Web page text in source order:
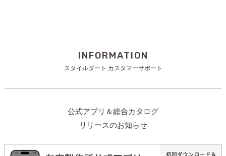
INFORMATION
スタイルダート カスタマーサポート
公式アプリ＆総合カタログ
リリースのお知らせ